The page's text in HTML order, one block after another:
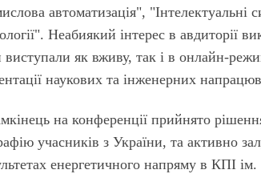
автоматизація", "Інтелектуальні
Неабиякий інтерес в авдиторії
як вживу, так і в онлайн-
наукових та інженерних
на конференції прийнято
учасників з України, та активно
енергетичного напряму в КПІ ім.